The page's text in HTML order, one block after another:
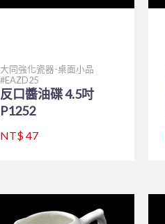
大同強化瓷器-桌面小品
EAZD25
反口醬油碟 4.5吋
P1252
NT$ 47